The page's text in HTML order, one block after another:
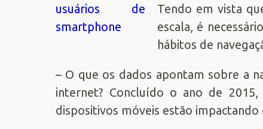
Tendo em vista
escala, é
hábitos de
– O que os dados apontam sobre a
internet? Concluído o ano de
dispositivos móveis estão